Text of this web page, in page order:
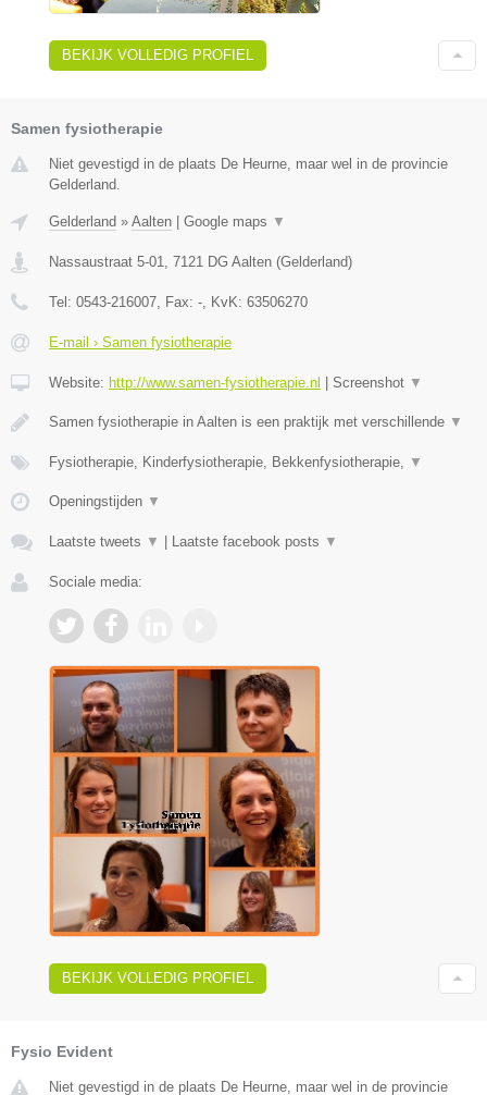
BEKIJK VOLLEDIG PROFIEL
Samen fysiotherapie
Niet gevestigd in de plaats De Heurne, maar wel in de provincie
Gelderland.
Gelderland » Aalten Google maps ▼
Nassaustraat 5-01 7121 DG Aalten (Gelderland)
Tel: 0543-216007 , Fax: - , KvK: 63506270
E-mail › Samen fysiotherapie
Website: http://www.samen-fysiotherapie.nl Screenshot ▼
Samen fysiotherapie in Aalten is een praktijk met verschillende ▼
Fysiotherapie, Kinderfysiotherapie, Bekkenfysiotherapie, ▼
Openingstijden ▼
Laatste tweets ▼ Laatste facebook posts ▼
Sociale media:
BEKIJK VOLLEDIG PROFIEL
Fysio Evident
Niet gevestigd in de plaats De Heurne, maar wel in de provincie